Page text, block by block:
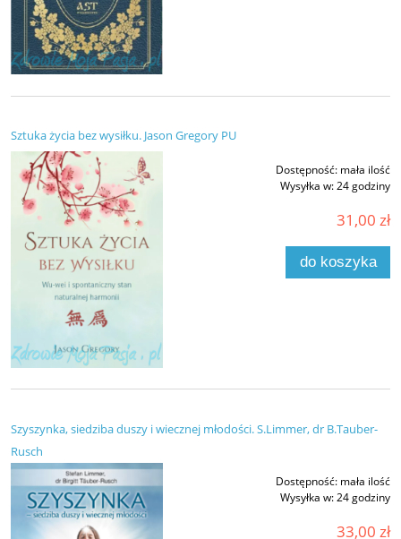
Sztuka życia bez wysiłku. Jason Gregory PU
Dostępność: mała ilość
Wysyłka w:24 godziny
31,00 zł
do koszyka
Szyszynka, siedziba duszy i wiecznej młodości. S.Limmer, dr B.Tauber-
Rusch
Dostępność: mała ilość
Wysyłka w:24 godziny
33,00 zł